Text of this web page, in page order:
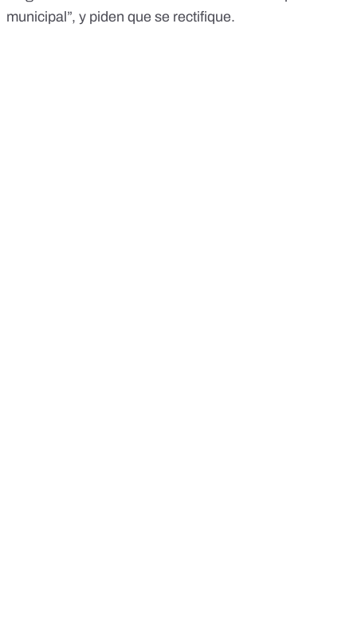
municipal”, y piden que se rectifique.